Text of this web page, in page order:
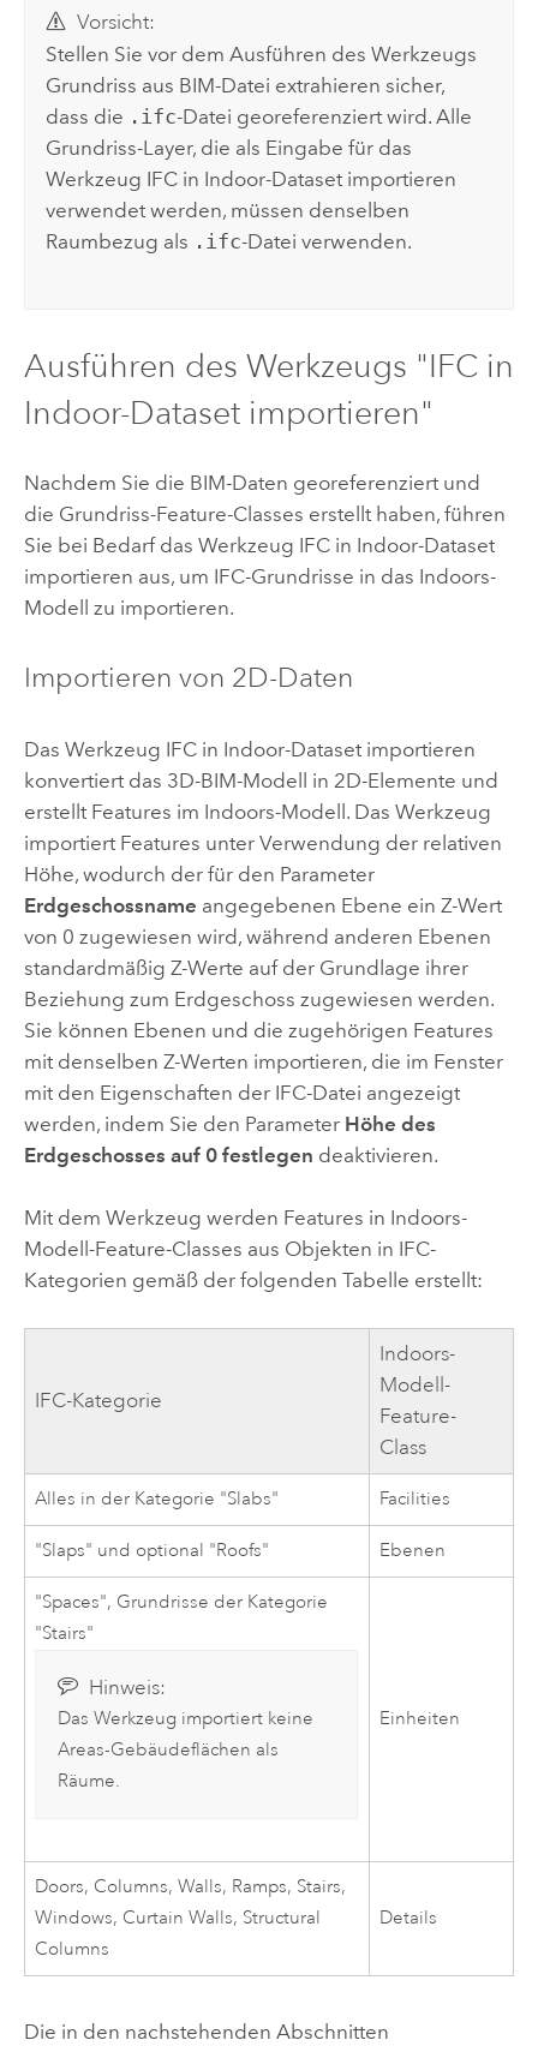
Vorsicht:
Stellen Sie vor dem Ausführen des Werkzeugs
Grundriss aus BIM-Datei extrahieren sicher,
dass die .ifc-Datei georeferenziert wird. Alle
Grundriss-Layer, die als Eingabe für das
Werkzeug IFC in Indoor-Dataset importieren
verwendet werden, müssen denselben
Raumbezug als .ifc-Datei verwenden.
Ausführen des Werkzeugs "IFC in
Indoor-Dataset importieren"
Nachdem Sie die BIM-Daten georeferenziert und
die Grundriss-Feature-Classes erstellt haben, führen
Sie bei Bedarf das Werkzeug IFC in Indoor-Dataset
importieren aus, um IFC-Grundrisse in das Indoors-
Modell zu importieren.
Importieren von 2D-Daten
Das Werkzeug IFC in Indoor-Dataset importieren
konvertiert das 3D-BIM-Modell in 2D-Elemente und
erstellt Features im Indoors-Modell. Das Werkzeug
importiert Features unter Verwendung der relativen
Höhe, wodurch der für den Parameter
Erdgeschossname angegebenen Ebene ein Z-Wert
von 0 zugewiesen wird, während anderen Ebenen
standardmäßig Z-Werte auf der Grundlage ihrer
Beziehung zum Erdgeschoss zugewiesen werden.
Sie können Ebenen und die zugehörigen Features
mit denselben Z-Werten importieren, die im Fenster
mit den Eigenschaften der IFC-Datei angezeigt
werden, indem Sie den Parameter Höhe des
Erdgeschosses auf 0 festlegen deaktivieren.
Mit dem Werkzeug werden Features in Indoors-
Modell-Feature-Classes aus Objekten in IFC-
Kategorien gemäß der folgenden Tabelle erstellt:
IFC-Kategorie
Indoors-
Modell-
Feature-
Class
Alles in der Kategorie "Slabs" Facilities
"Slaps" und optional "Roofs" Ebenen
"Spaces", Grundrisse der Kategorie
"Stairs"
Hinweis:
Das Werkzeug importiert keine
Areas-Gebäudeflächen als
Räume.
Einheiten
Doors, Columns, Walls, Ramps, Stairs,
Windows, Curtain Walls, Structural
Columns
Details
Die in den nachstehenden Abschnitten